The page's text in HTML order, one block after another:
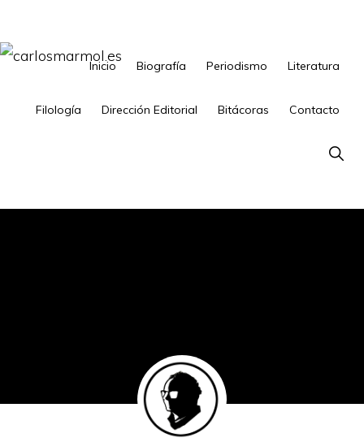
a
al
contenido
'indie'
Inicio Biografía Periodismo Literatura
Filología Dirección Editorial Bitácoras Contacto
Show